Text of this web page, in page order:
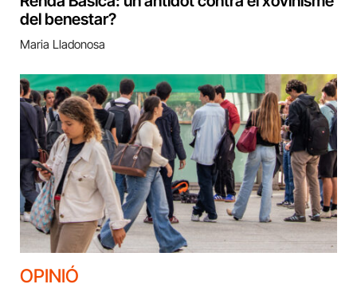
del benestar?
Maria Lladonosa
OPINIÓ